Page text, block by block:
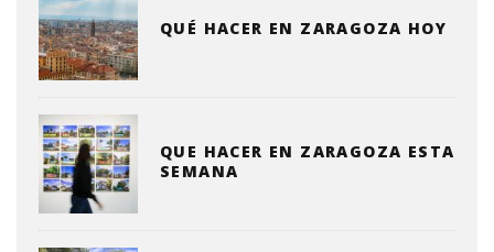
QUÉ HACER EN ZARAGOZA HOY
QUE HACER EN ZARAGOZA ESTA
SEMANA